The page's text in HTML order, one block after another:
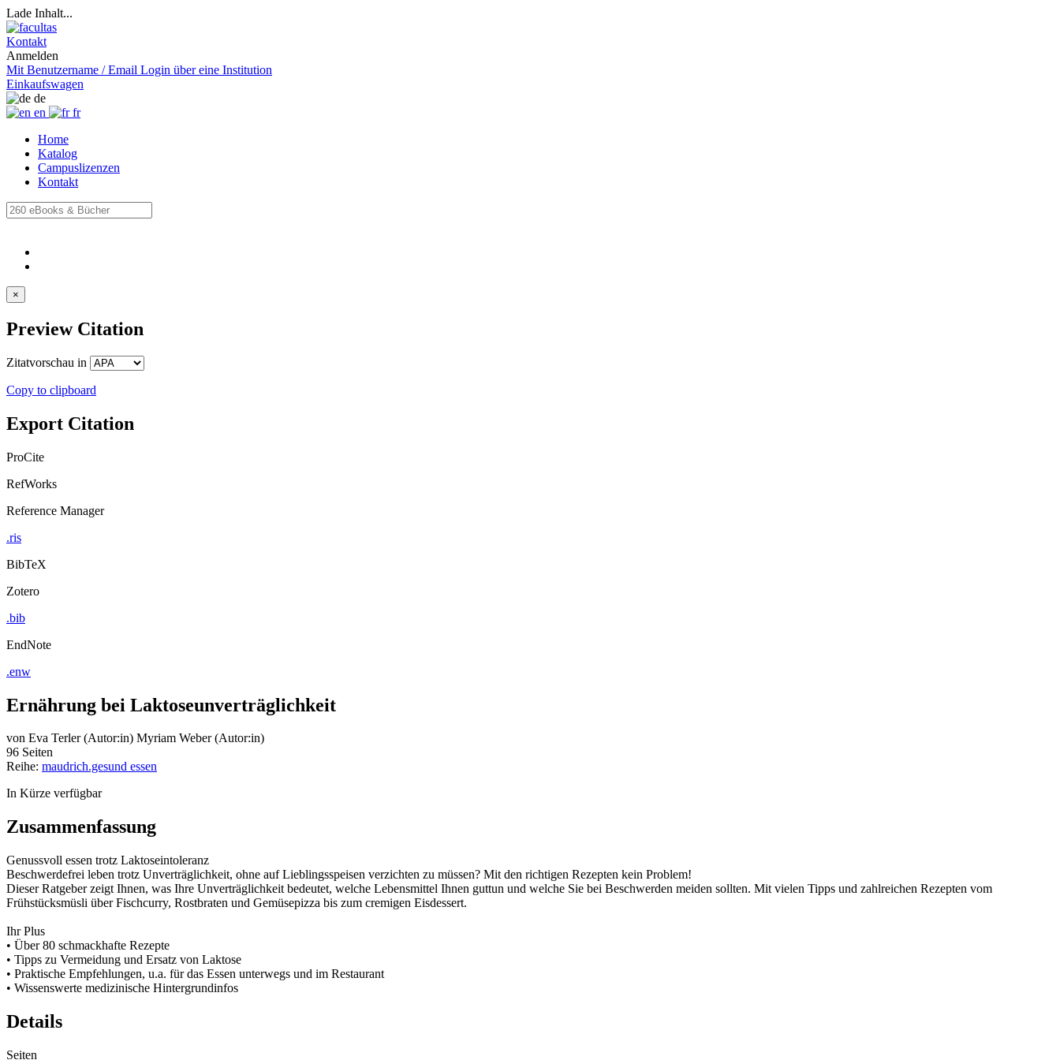
Lade Inhalt...
Kontakt
Anmelden
Mit Benutzername / Email Login über eine Institution
Einkaufswagen
de
en
fr
Home
Katalog
Campuslizenzen
Kontakt
×
Preview Citation
Zitatvorschau in
Copy to clipboard
Export Citation
ProCite
RefWorks
Reference Manager
.ris
BibTeX
Zotero
.bib
EndNote
.enw
Ernährung bei Laktoseunverträglichkeit
von Eva Terler (Autor:in) Myriam Weber (Autor:in)
96 Seiten
Reihe: maudrich.gesund essen
In Kürze verfügbar
Zusammenfassung
Genussvoll essen trotz Laktoseintoleranz
Beschwerdefrei leben trotz Unverträglichkeit, ohne auf Lieblingsspeisen verzichten zu müssen? Mit den richtigen Rezepten kein Problem!
Dieser Ratgeber zeigt Ihnen, was Ihre Unverträglichkeit bedeutet, welche Lebensmittel Ihnen guttun und welche Sie bei Beschwerden meiden sollten. Mit vielen Tipps und zahlreichen Rezepten vom
Frühstücksmüsli über Fischcurry, Rostbraten und Gemüsepizza bis zum cremigen Eisdessert.
Ihr Plus
• Über 80 schmackhafte Rezepte
• Tipps zu Vermeidung und Ersatz von Laktose
• Praktische Empfehlungen, u.a. für das Essen unterwegs und im Restaurant
• Wissenswerte medizinische Hintergrundinfos
Details
Seiten